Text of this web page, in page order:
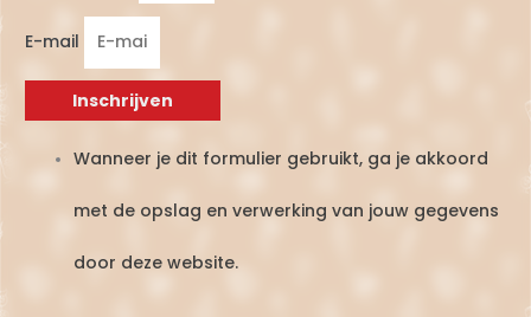
E-mail
Inschrijven
Wanneer je dit formulier gebruikt, ga je akkoord
met de opslag en verwerking van jouw gegevens
door deze website.